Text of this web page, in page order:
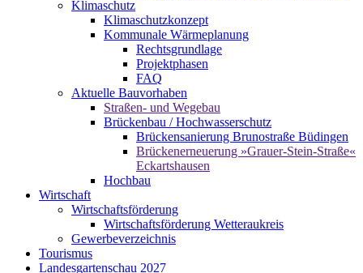
Klimaschutz
Klimaschutzkonzept
Kommunale Wärmeplanung
Rechtsgrundlage
Projektphasen
FAQ
Aktuelle Bauvorhaben
Straßen- und Wegebau
Brückenbau / Hochwasserschutz
Brückensanierung Brunostraße Büdingen
Brückenerneuerung »Grauer-Stein-Straße«
Eckartshausen
Hochbau
Wirtschaft
Wirtschaftsförderung
Wirtschaftsförderung Wetteraukreis
Gewerbeverzeichnis
Tourismus
Landesgartenschau 2027